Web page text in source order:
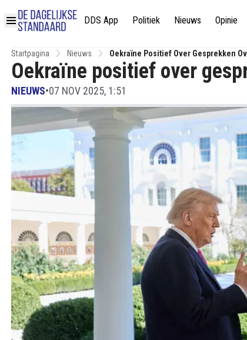
DDS App Politiek Nieuws Opinie
Startpagina Nieuws Oekraïne Positief Over Gesprekken
Oekraïne positief over
NIEUWS•07 NOV 2025, 1:51